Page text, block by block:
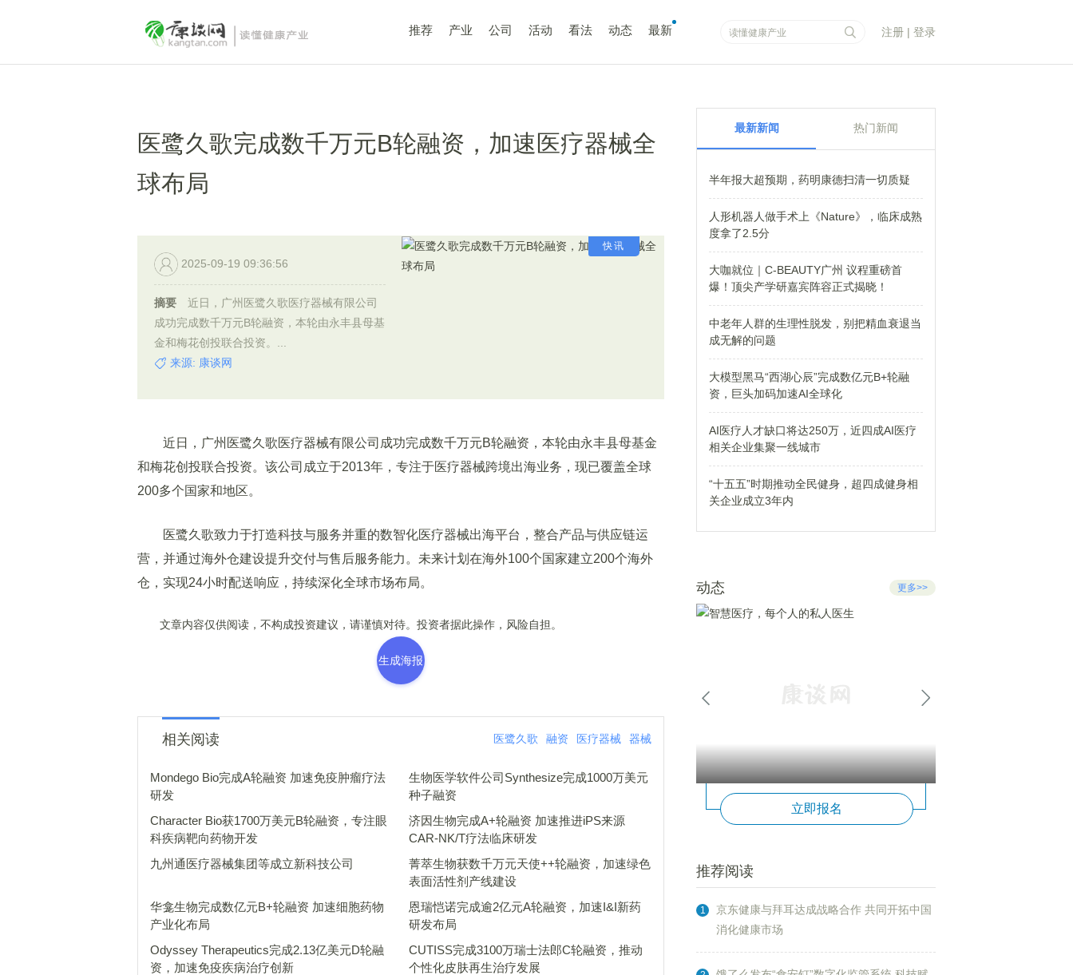
推荐 产业 公司 活动 看法 动态 最新 注册 | 登录
医鹭久歌完成数千万元B轮融资，加速医疗器械全
球布局
快讯
2025-09-19 09:36:56
摘要
近日，广州医鹭久歌医疗器械有限公司
成功完成数千万元B轮融资，本轮由永丰县母基
金和梅花创投联合投资。...
来源: 康谈网
近日，广州医鹭久歌医疗器械有限公司成功完成数千万元B轮融资，本轮由永丰县母基金
和梅花创投联合投资。该公司成立于2013年，专注于医疗器械跨境出海业务，现已覆盖全球
200多个国家和地区。
医鹭久歌致力于打造科技与服务并重的数智化医疗器械出海平台，整合产品与供应链运
营，并通过海外仓建设提升交付与售后服务能力。未来计划在海外100个国家建立200个海外
仓，实现24小时配送响应，持续深化全球市场布局。
文章内容仅供阅读，不构成投资建议，请谨慎对待。投资者据此操作，风险自担。
生成海报
相关阅读 医鹭久歌 融资 医疗器械 器械
Mondego Bio完成A轮融资 加速免疫肿瘤疗法
研发
生物医学软件公司Synthesize完成1000万美元
种子融资
Character Bio获1700万美元B轮融资，专注眼
科疾病靶向药物开发
济因生物完成A+轮融资 加速推进iPS来源
CAR-NK/T疗法临床研发
九州通医疗器械集团等成立新科技公司
菁萃生物获数千万元天使++轮融资，加速绿色
表面活性剂产线建设
华龛生物完成数亿元B+轮融资 加速细胞药物
产业化布局
恩瑞恺诺完成逾2亿元A轮融资，加速I&I新药
研发布局
Odyssey Therapeutics完成2.13亿美元D轮融
资，加速免疫疾病治疗创新
CUTISS完成3100万瑞士法郎C轮融资，推动
个性化皮肤再生治疗发展
最新新闻 热门新闻
半年报大超预期，药明康德扫清一切质疑
人形机器人做手术上《Nature》，临床成熟
度拿了2.5分
大咖就位｜C-BEAUTY广州 议程重磅首
爆！顶尖产学研嘉宾阵容正式揭晓！
中老年人群的生理性脱发，别把精血衰退当
成无解的问题
大模型黑马“西湖心辰”完成数亿元B+轮融
资，巨头加码加速AI全球化
AI医疗人才缺口将达250万，近四成AI医疗
相关企业集聚一线城市
“十五五”时期推动全民健身，超四成健身相
关企业成立3年内
动态 更多>>
立即报名
推荐阅读
1
京东健康与拜耳达成战略合作 共同开拓中国
消化健康市场